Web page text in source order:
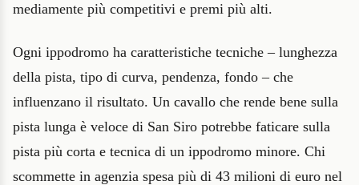
mediamente più competitivi e premi più alti.
Ogni ippodromo ha caratteristiche tecniche – lunghezza
della pista, tipo di curva, pendenza, fondo – che
influenzano il risultato. Un cavallo che rende bene sulla
pista lunga è veloce di San Siro potrebbe faticare sulla
pista più corta e tecnica di un ippodromo minore. Chi
scommette in agenzia spesa più di 43 milioni di euro nel